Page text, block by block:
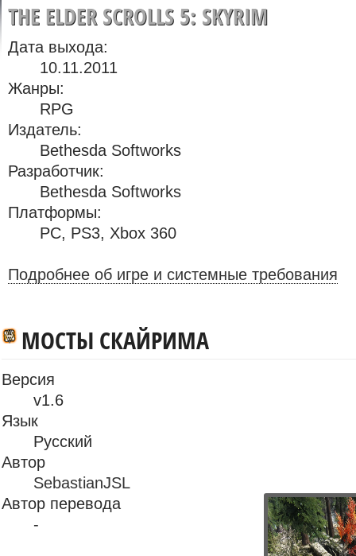
THE ELDER SCROLLS 5: SKYRIM
Дата выхода:
10.11.2011
Жанры:
RPG
Издатель:
Bethesda Softworks
Разработчик:
Bethesda Softworks
Платформы:
PC, PS3, Xbox 360
Подробнее об игре и системные требования
МОСТЫ СКАЙРИМА
Версия
v1.6
Язык
Русский
Автор
SebastianJSL
Автор перевода
-